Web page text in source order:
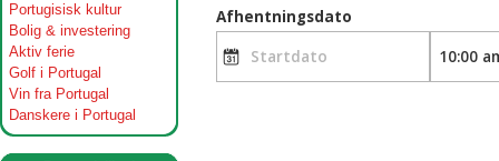
Portugisisk kultur
Bolig & investering
Aktiv ferie
Golf i Portugal
Vin fra Portugal
Danskere i Portugal